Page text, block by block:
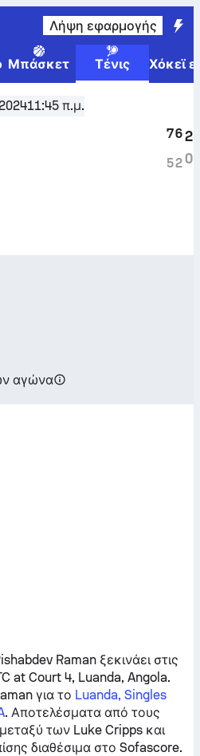
Λήψη εφαρμογής
Μπάσκετ Τένις
Χόκεϊ
M-ITF-ANG-02A
11:45 π.μ.
7
5
6
2
2
0
αγώνα
Ramanξεκινάει στις
at Court 4, Luanda, Angola.
για το Luanda, Singles
. Αποτελέσματα από τους
των Luke Crippsκαι
διαθέσιμα στο Sofascore.